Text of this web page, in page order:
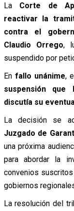
La Corte de
reactivar la
contra el
Claudio Orrego,
suspendido por
En fallo unánime,
suspensión que
discutía su
La decisión se
Juzgado de
una próxima
para abordar la
convenios
gobiernos
La resolución del